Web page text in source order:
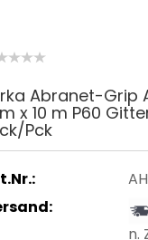
Abranet-Grip
x 10 m P60
Pck
n.